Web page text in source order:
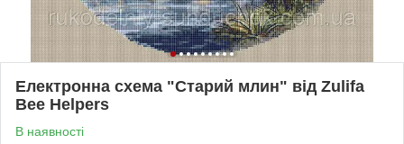
Електронна схема "Старий млин" від Zulifa
Bee Helpers
В наявності